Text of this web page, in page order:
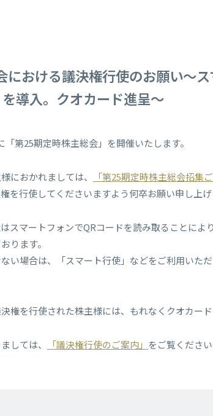
における議決権行使のお願い～
導入。クオカード進呈～
第25期定時株主総会」を開催いたします。
におかれましては、 「第25期定時株主総会招集ご
を行使してくださいますよう何卒お願い申し上げ
スマートフォンでQRコードを読み取ることに
ります。
い場合は、「スマート行使」などをご利用いた
権を行使された株主様には、もれなくクオカー
しては、 「議決権行使のご案内」 をご覧ください